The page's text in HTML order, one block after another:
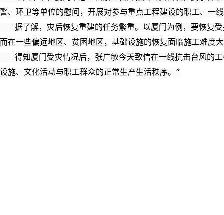
警、环卫等单位的慰问，开展对参与重点工程建设的职工、一
据了解，灾后恢复重建的任务繁重。以厦门为例，要恢复
而在一些偏远地区、贫困地区，基础设施的恢复面临施工难度
得知厦门受灾情况后，张广敏今天致信在一线抗击台风的工
设施、文化活动与职工群众的正常生产生活秩序。”